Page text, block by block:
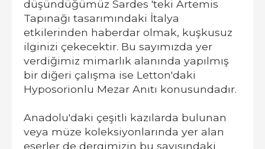
düşündüğümüz Sardes 'teki Artemis
Tapınağı tasarımındaki İtalya
etkilerinden haberdar olmak, kuşkusuz
ilginizi çekecektir. Bu sayımızda yer
verdiğimiz mimarlık alanında yapılmış
bir diğeri çalışma ise Letton'daki
Hyposorionlu Mezar Anıtı konusundadır.
Anadolu'daki çeşitli kazılarda bulunan
veya müze koleksiyonlarında yer alan
eserler de dergimizin bu sayısındaki